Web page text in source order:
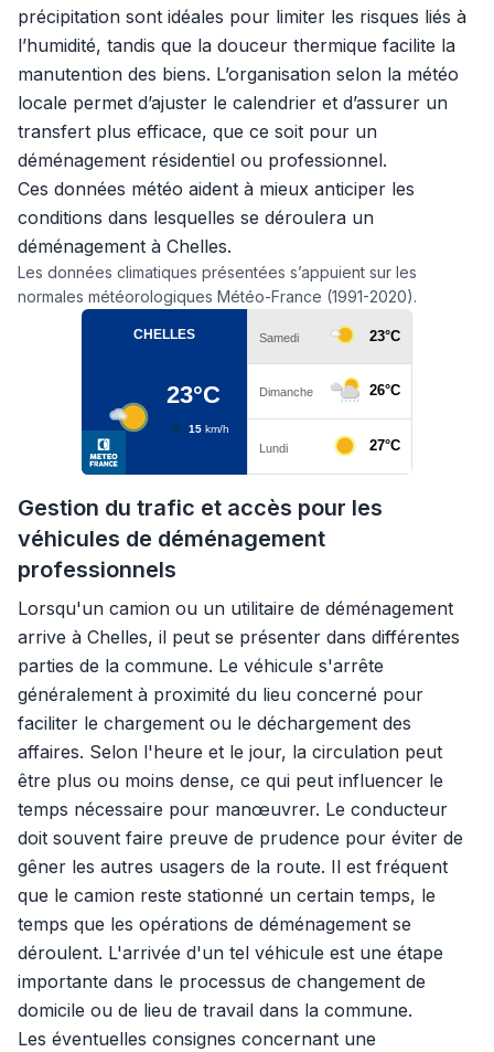
précipitation sont idéales pour limiter les risques liés à
l’humidité, tandis que la douceur thermique facilite la
manutention des biens. L’organisation selon la météo
locale permet d’ajuster le calendrier et d’assurer un
transfert plus efficace, que ce soit pour un
déménagement résidentiel ou professionnel.
Ces données météo aident à mieux anticiper les
conditions dans lesquelles se déroulera un
déménagement à Chelles.
Les données climatiques présentées s’appuient sur les
normales météorologiques Météo-France (1991-2020).
Gestion du trafic et accès pour les
véhicules de déménagement
professionnels
Lorsqu'un camion ou un utilitaire de déménagement
arrive à Chelles, il peut se présenter dans différentes
parties de la commune. Le véhicule s'arrête
généralement à proximité du lieu concerné pour
faciliter le chargement ou le déchargement des
affaires. Selon l'heure et le jour, la circulation peut
être plus ou moins dense, ce qui peut influencer le
temps nécessaire pour manœuvrer. Le conducteur
doit souvent faire preuve de prudence pour éviter de
gêner les autres usagers de la route. Il est fréquent
que le camion reste stationné un certain temps, le
temps que les opérations de déménagement se
déroulent. L'arrivée d'un tel véhicule est une étape
importante dans le processus de changement de
domicile ou de lieu de travail dans la commune.
Les éventuelles consignes concernant une